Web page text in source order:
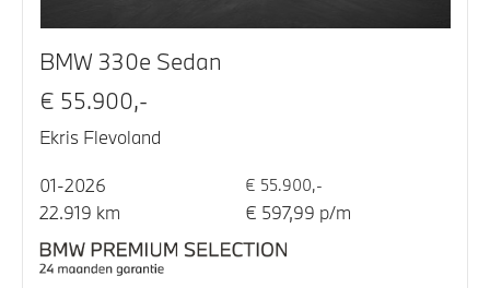
BMW 330e Sedan
€ 55.900,-
Ekris Flevoland
01-2026 € 55.900,-
22.919 km € 597,99 p/m